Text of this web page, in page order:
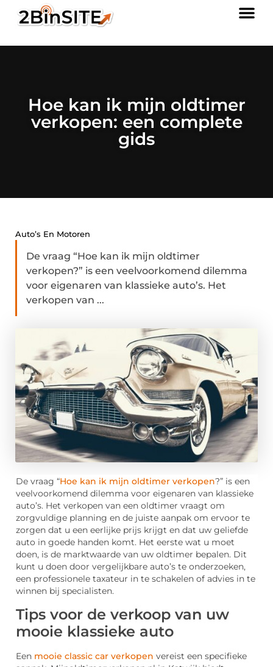
Hoe kan ik mijn oldtimer
verkopen: een complete
gids
Auto’s En Motoren
De vraag “Hoe kan ik mijn oldtimer
verkopen?” is een veelvoorkomend dilemma
voor eigenaren van klassieke auto’s. Het
verkopen van ...
De vraag “Hoe kan ik mijn oldtimer verkopen?” is een
veelvoorkomend dilemma voor eigenaren van klassieke
auto’s. Het verkopen van een oldtimer vraagt om
zorgvuldige planning en de juiste aanpak om ervoor te
zorgen dat u een eerlijke prijs krijgt en dat uw geliefde
auto in goede handen komt. Het eerste wat u moet
doen, is de marktwaarde van uw oldtimer bepalen. Dit
kunt u doen door vergelijkbare auto’s te onderzoeken,
een professionele taxateur in te schakelen of advies in te
winnen bij specialisten.
Tips voor de verkoop van uw
mooie klassieke auto
Een mooie classic car verkopen vereist een specifieke